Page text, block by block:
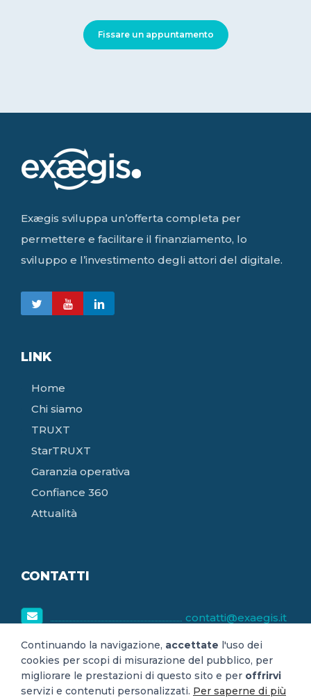
Fissare un appuntamento
Exægis sviluppa un’offerta completa per
permettere e facilitare il finanziamento, lo
sviluppo e l’investimento degli attori del digitale.
LINK
Home
Chi siamo
TRUXT
StarTRUXT
Garanzia operativa
Confiance 360
Attualità
CONTATTI
contatti@exaegis.it
8h30-18h30
lunedì-venerdì
Continuando la navigazione, accettate l'uso dei
cookies per scopi di misurazione del pubblico, per
migliorare le prestazioni di questo sito e per offrirvi
servizi e contenuti personalizzati. Per saperne di più